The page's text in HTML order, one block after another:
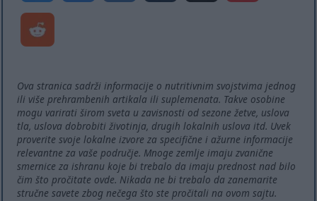
Ova stranica sadrži informacije o nutritivnim svojstvima jednog
ili više prehrambenih artikala ili suplemenata. Takve osobine
mogu varirati širom sveta u zavisnosti od sezone žetve, uslova
tla, uslova dobrobiti životinja, drugih lokalnih uslova itd. Uvek
proverite svoje lokalne izvore za specifične i ažurne informacije
relevantne za vaše područje. Mnoge zemlje imaju zvanične
smernice za ishranu koje bi trebalo da imaju prednost nad bilo
čim što pročitate ovde. Nikada ne bi trebalo da zanemarite
stručne savete zbog nečega što ste pročitali na ovom sajtu.